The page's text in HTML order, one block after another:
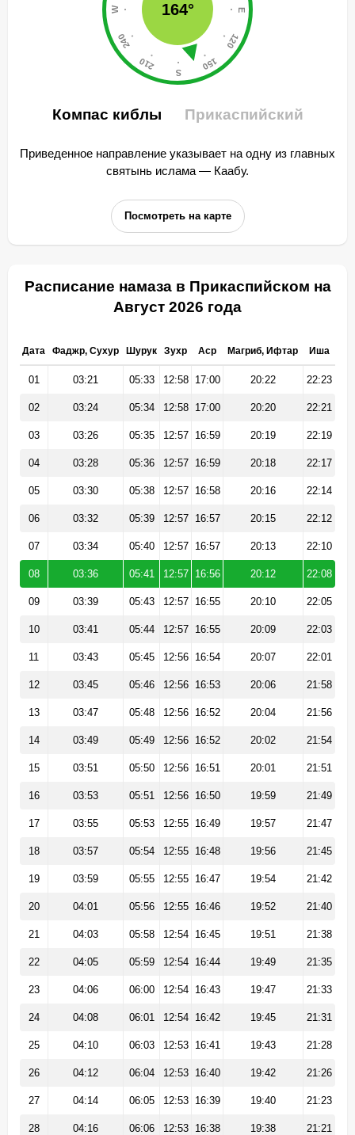
164°
Компас киблы Прикаспийский
Приведенное направление указывает на одну из главных
святынь ислама — Каабу.
Посмотреть на карте
Расписание намаза в Прикаспийском на
Август 2026 года
Дата Фаджр, Сухур Шурук Зухр Аср Магриб, Ифтар Иша
01 03:21 05:33 12:58 17:00 20:22 22:23
02 03:24 05:34 12:58 17:00 20:20 22:21
03 03:26 05:35 12:57 16:59 20:19 22:19
04 03:28 05:36 12:57 16:59 20:18 22:17
05 03:30 05:38 12:57 16:58 20:16 22:14
06 03:32 05:39 12:57 16:57 20:15 22:12
07 03:34 05:40 12:57 16:57 20:13 22:10
08 03:36 05:41 12:57 16:56 20:12 22:08
09 03:39 05:43 12:57 16:55 20:10 22:05
10 03:41 05:44 12:57 16:55 20:09 22:03
11 03:43 05:45 12:56 16:54 20:07 22:01
12 03:45 05:46 12:56 16:53 20:06 21:58
13 03:47 05:48 12:56 16:52 20:04 21:56
14 03:49 05:49 12:56 16:52 20:02 21:54
15 03:51 05:50 12:56 16:51 20:01 21:51
16 03:53 05:51 12:56 16:50 19:59 21:49
17 03:55 05:53 12:55 16:49 19:57 21:47
18 03:57 05:54 12:55 16:48 19:56 21:45
19 03:59 05:55 12:55 16:47 19:54 21:42
20 04:01 05:56 12:55 16:46 19:52 21:40
21 04:03 05:58 12:54 16:45 19:51 21:38
22 04:05 05:59 12:54 16:44 19:49 21:35
23 04:06 06:00 12:54 16:43 19:47 21:33
24 04:08 06:01 12:54 16:42 19:45 21:31
25 04:10 06:03 12:53 16:41 19:43 21:28
26 04:12 06:04 12:53 16:40 19:42 21:26
27 04:14 06:05 12:53 16:39 19:40 21:23
28 04:16 06:06 12:53 16:38 19:38 21:21